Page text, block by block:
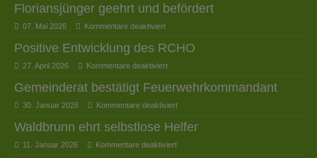
Floriansjünger geehrt und befördert
07. Mai 2026 Kommentare deaktiviert
Positive Entwicklung des RCHO
27. April 2026 Kommentare deaktiviert
Gemeinderat bestätigt Feuerwehrkommandant
30. Januar 2026 Kommentare deaktiviert
Waldbrunn ehrt selbstlose Helfer
11. Januar 2026 Kommentare deaktiviert